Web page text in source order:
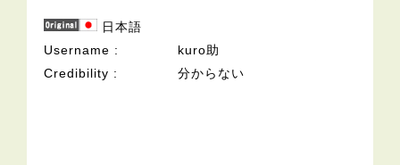
日本語
Username
kuro助
Credibility
分からない